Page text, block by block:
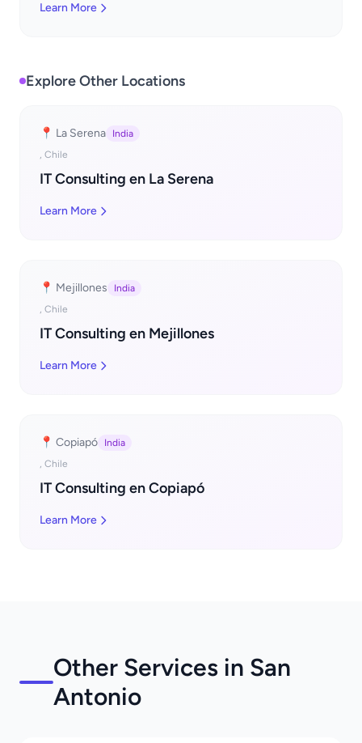
Learn More
Explore Other Locations
📍 La Serena
India
, Chile
IT Consulting en La Serena
Learn More
📍 Mejillones
India
, Chile
IT Consulting en Mejillones
Learn More
📍 Copiapó
India
, Chile
IT Consulting en Copiapó
Learn More
Other Services in San
Antonio